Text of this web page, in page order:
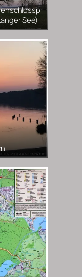
See)